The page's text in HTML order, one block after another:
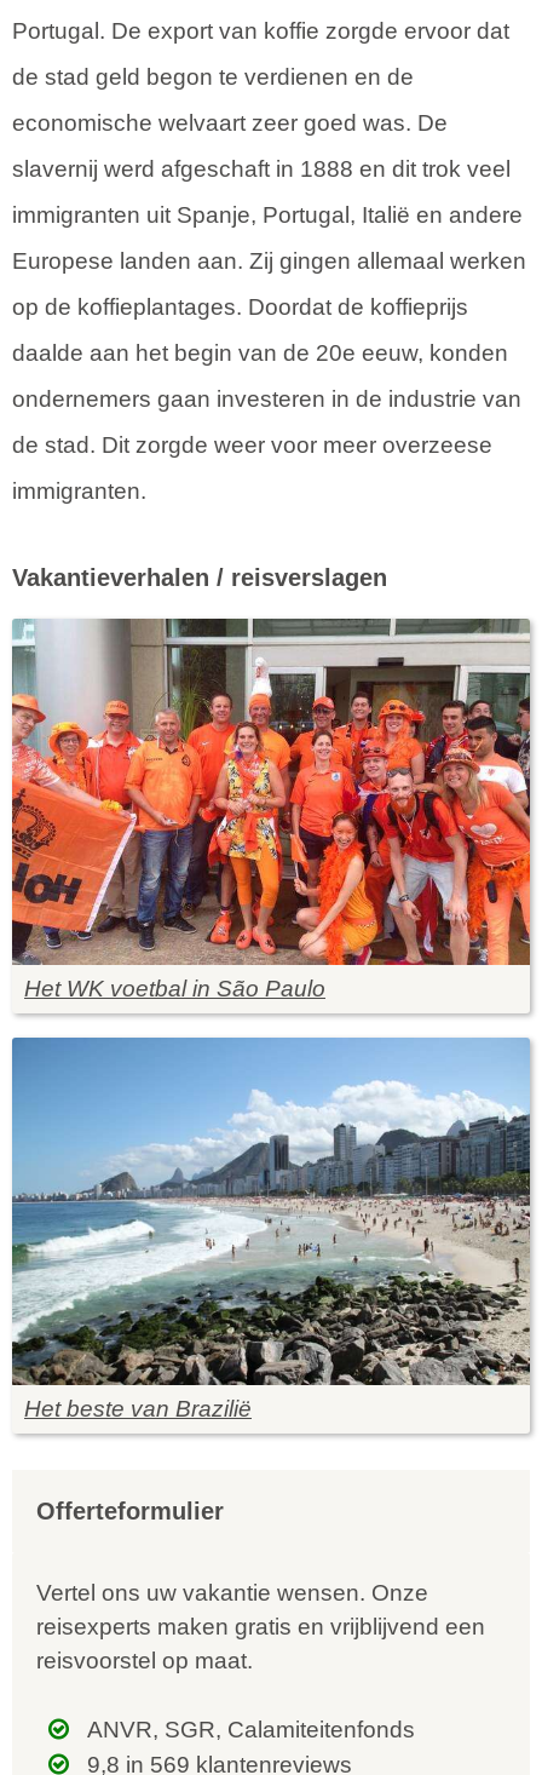
Portugal. De export van koffie zorgde ervoor dat
de stad geld begon te verdienen en de
economische welvaart zeer goed was. De
slavernij werd afgeschaft in 1888 en dit trok veel
immigranten uit Spanje, Portugal, Italië en andere
Europese landen aan. Zij gingen allemaal werken
op de koffieplantages. Doordat de koffieprijs
daalde aan het begin van de 20e eeuw, konden
ondernemers gaan investeren in de industrie van
de stad. Dit zorgde weer voor meer overzeese
immigranten.
Vakantieverhalen / reisverslagen
Het WK voetbal in São Paulo
Het beste van Brazilië
Offerteformulier
Vertel ons uw vakantie wensen. Onze
reisexperts maken gratis en vrijblijvend een
reisvoorstel op maat.
ANVR, SGR, Calamiteitenfonds
9,8 in 569 klantenreviews